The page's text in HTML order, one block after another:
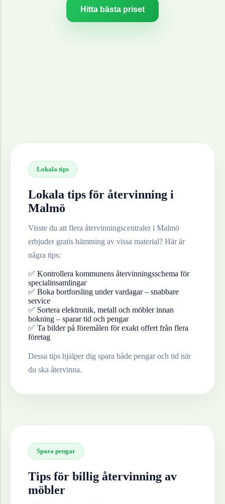
Hitta bästa priset
Lokala tips
Lokala tips för återvinning i
Malmö
Visste du att flera återvinningscentraler i Malmö
erbjuder gratis hämtning av vissa material? Här är
några tips:
✅ Kontrollera kommunens återvinningsschema för
specialinsamlingar
✅ Boka bortforsling under vardagar – snabbare
service
✅ Sortera elektronik, metall och möbler innan
bokning – sparar tid och pengar
✅ Ta bilder på föremålen för exakt offert från flera
företag
Dessa tips hjälper dig spara både pengar och tid när
du ska återvinna.
Spara pengar
Tips för billig återvinning av
möbler